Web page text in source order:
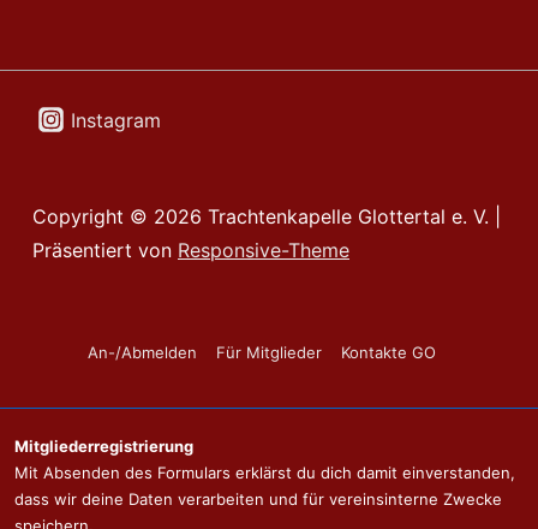
Instagram
Copyright © 2026 Trachtenkapelle Glottertal e. V.
Präsentiert von Responsive-Theme
Footer-
An-/Abmelden Für Mitglieder Kontakte GO
Mitgliederregistrierung
Mit Absenden des Formulars erklärst du dich damit einverstanden,
dass wir deine Daten verarbeiten und für vereinsinterne Zwecke
speichern.